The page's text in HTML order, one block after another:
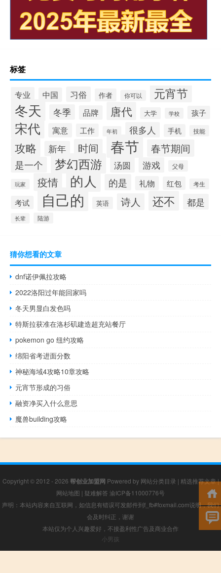
标签
专业 中国 习俗 作者 你可以 元宵节
冬天 冬季 品牌 唐代 大学 学校 孩子
宋代 寓意 工作 年初 很多人 手机 技能
攻略 新年 时间 春节 春节期间
是一个 梦幻西游 汤圆 游戏 父母
玩家 疫情 的人 的是 礼物 红包 考生
考试 自己的 英语 诗人 还不 都是
长辈 陆游
猜你想看的文章
dnf诺伊佩拉攻略
2022洛阳过年能回家吗
冬天男显白发色吗
特斯拉获准在洛杉矶建造超充站餐厅
pokemon go 纽约攻略
绵阳省考进面分数
神秘海域4攻略10章攻略
元宵节形成的习俗
融资净买入什么意思
魔兽building攻略
Copyright © 2012 - 2026 帮创业加盟网 Powered by 网站分类目录 | 精选推荐文章|
网站地图 | 疑难解答 渝ICP备11000776号
声明：本站内容来自互联网，如信息有错误可发邮件到f_fb#foxmail.com说明，我们
会及时纠正，谢谢
本站仅为个人兴趣爱好，不接盈利性广告及商业合作
小男孩